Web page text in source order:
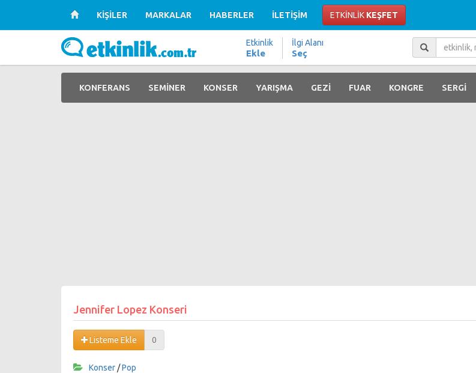
KİŞİLER MARKALAR HABERLER İLETİŞİM ETKİNLİK KEŞFET
Etkinlik
Ekle
İlgi Alanı
Seç
KONFERANS SEMİNER KONSER YARIŞMA GEZİ FUAR KONGRE SERGİ
Jennifer Lopez Konseri
Listeme Ekle 0
Konser /Pop